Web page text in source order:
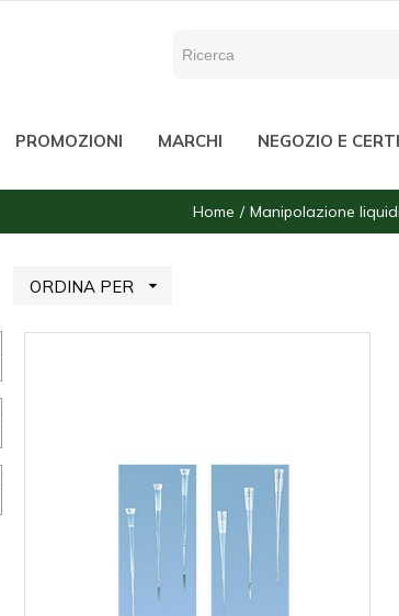
PROMOZIONI MARCHI NEGOZIO E
Home Manipolazione liquidi
ORDINA PER 